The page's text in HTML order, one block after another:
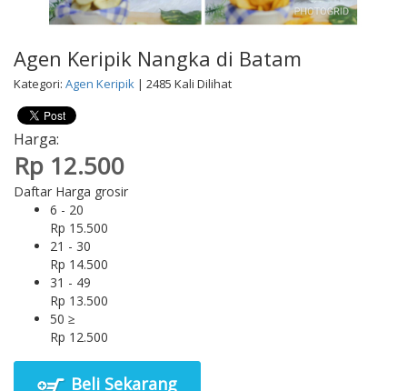
Agen Keripik Nangka di Batam
Kategori: Agen Keripik | 2485 Kali Dilihat
Harga:
Rp 12.500
Daftar Harga grosir
6 - 20
Rp 15.500
21 - 30
Rp 14.500
31 - 49
Rp 13.500
50 ≥
Rp 12.500
Beli Sekarang